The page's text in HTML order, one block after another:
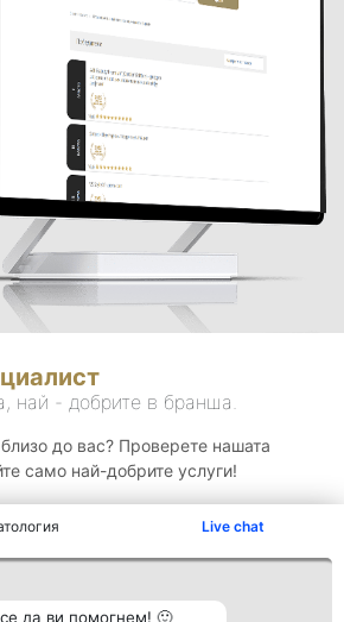
Live chat
да ви помогнем! 🙂
най - добрите в бранша.
до вас? Проверете нашата
само най-добрите услуги!